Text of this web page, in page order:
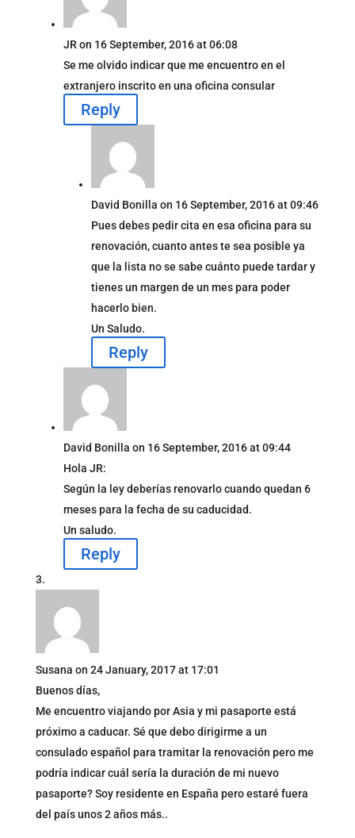
JR on 16 September, 2016 at 06:08
Se me olvido indicar que me encuentro en el
extranjero inscrito en una oficina consular
Reply
David Bonilla on 16 September, 2016 at 09:46
Pues debes pedir cita en esa oficina para su
renovación, cuanto antes te sea posible ya
que la lista no se sabe cuánto puede tardar y
tienes un margen de un mes para poder
hacerlo bien.
Un Saludo.
Reply
David Bonilla on 16 September, 2016 at 09:44
Hola JR:
Según la ley deberías renovarlo cuando quedan 6
meses para la fecha de su caducidad.
Un saludo.
Reply
Susana on 24 January, 2017 at 17:01
Buenos días,
Me encuentro viajando por Asia y mi pasaporte está
próximo a caducar. Sé que debo dirigirme a un
consulado español para tramitar la renovación pero me
podría indicar cuál sería la duración de mi nuevo
pasaporte? Soy residente en España pero estaré fuera
del país unos 2 años más..